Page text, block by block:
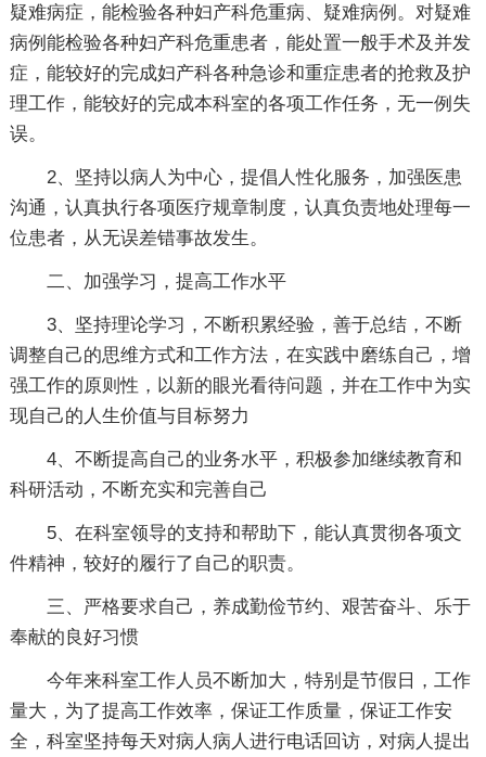
疑难病症，能检验各种妇产科危重病、疑难病例。对疑难
病例能检验各种妇产科危重患者，能处置一般手术及并发
症，能较好的完成妇产科各种急诊和重症患者的抢救及护
理工作，能较好的完成本科室的各项工作任务，无一例失
误。
2、坚持以病人为中心，提倡人性化服务，加强医患
沟通，认真执行各项医疗规章制度，认真负责地处理每一
位患者，从无误差错事故发生。
二、加强学习，提高工作水平
3、坚持理论学习，不断积累经验，善于总结，不断
调整自己的思维方式和工作方法，在实践中磨练自己，增
强工作的原则性，以新的眼光看待问题，并在工作中为实
现自己的人生价值与目标努力
4、不断提高自己的业务水平，积极参加继续教育和
科研活动，不断充实和完善自己
5、在科室领导的支持和帮助下，能认真贯彻各项文
件精神，较好的履行了自己的职责。
三、严格要求自己，养成勤俭节约、艰苦奋斗、乐于
奉献的良好习惯
今年来科室工作人员不断加大，特别是节假日，工作
量大，为了提高工作效率，保证工作质量，保证工作安
全，科室坚持每天对病人病人进行电话回访，对病人提出